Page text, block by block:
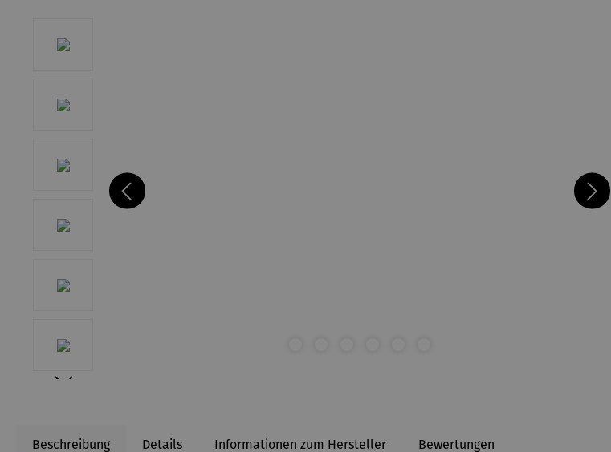
Beschreibung Details Informationen zum Hersteller Bewertungen